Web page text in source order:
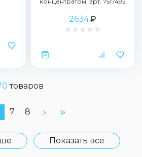
2634₽
товаров
7 8
Показать все